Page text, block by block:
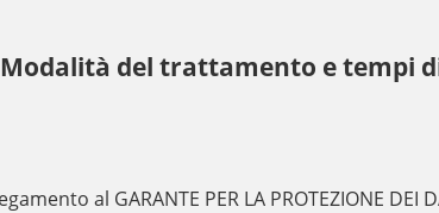
Modalità del trattamento e tempi
al GARANTE PER LA PROTEZIONE DEI